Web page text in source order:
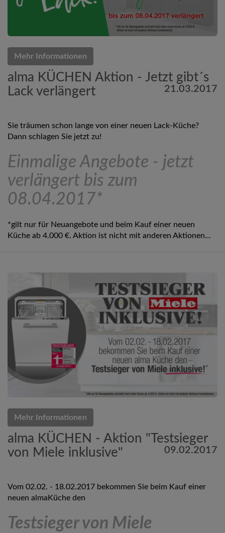
Mehr Informationen
alma KÜCHEN Aktion - Jetzt gibt´s
Lack verlängert
21.03.2017
Sie träumen schon lange von einer neuen Lack-Küche?
Dann schlagen Sie jetzt zu!
Einmalige Angebote - jetzt
verlängert bis zum
08.04.2017*
*gilt nur für Neuangebote und beim Kauf einer neuen
Küche ab 4.000 €. Aktion ist nicht mit anderen Aktionen...
Mehr Informationen
alma KÜCHEN - Aktion "Testsieger
von Miele inklusive"
09.02.2017
Vom 02.02. - 18.02.2017 bekommen Sie beim Kauf einer
neuen almaKüche den
Testsieger von Miele